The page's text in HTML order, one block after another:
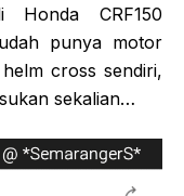
Honda CRF150
punya motor
cross sendiri,
sekalian…